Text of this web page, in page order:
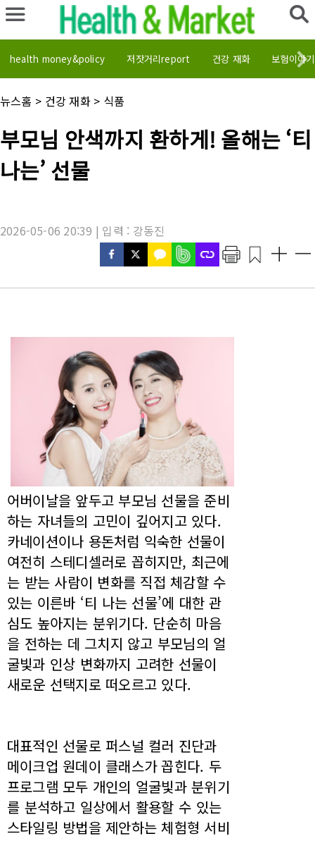
health money&policy 저잣거리report 건강 재화 보험이야기
채
널
뉴스홈 > 건강 재화> 식품
기
사
목
:
부모님 안색까지 환하게! 올해는 ‘티
나는’ 선물
2026-05-06 20:39 | 입력 : 강동진
어버이날을 앞두고 부모님 선물을 준비
하는 자녀들의 고민이 깊어지고 있다.
카네이션이나 용돈처럼 익숙한 선물이
여전히 스테디셀러로 꼽히지만, 최근에
는 받는 사람이 변화를 직접 체감할 수
있는 이른바 ‘티 나는 선물’에 대한 관
심도 높아지는 분위기다. 단순히 마음
을 전하는 데 그치지 않고 부모님의 얼
굴빛과 인상 변화까지 고려한 선물이
새로운 선택지로 떠오르고 있다.
대표적인 선물로 퍼스널 컬러 진단과
메이크업 원데이 클래스가 꼽힌다. 두
프로그램 모두 개인의 얼굴빛과 분위기
를 분석하고 일상에서 활용할 수 있는
스타일링 방법을 제안하는 체험형 서비